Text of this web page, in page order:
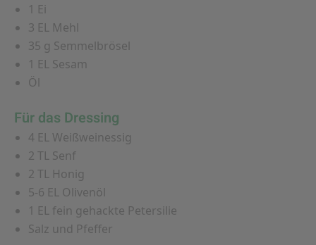
1 Ei
3 EL Mehl
35 g Semmelbrösel
1 EL Sesam
Öl
Für das Dressing
4 EL Weißweinessig
2 TL Senf
2 TL Honig
5-6 EL Olivenöl
1 EL fein gehackte Petersilie
Salz und Pfeffer